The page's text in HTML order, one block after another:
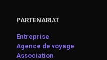
PARTENARIAT
Entreprise
Agence de voyage
Association